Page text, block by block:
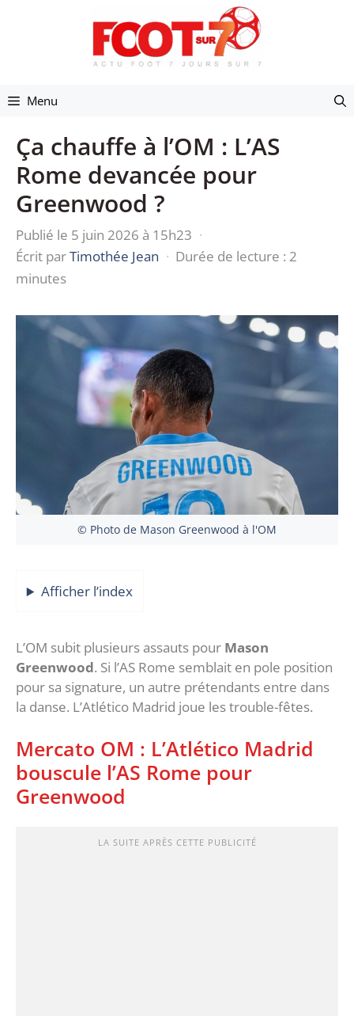
Menu
Ça chauffe à l’OM : L’AS
Rome devancée pour
Greenwood ?
Publié le 5 juin 2026 à 15h23 ·
Écrit parTimothée Jean · Durée de lecture : 2
minutes
© Photo de Mason Greenwood à l'OM
Afficher l’index
L’OM subit plusieurs assauts pour Mason
Greenwood. Si l’AS Rome semblait en pole position
pour sa signature, un autre prétendants entre dans
la danse. L’Atlético Madrid joue les trouble-fêtes.
Mercato OM : L’Atlético Madrid
bouscule l’AS Rome pour
Greenwood
LA SUITE APRÈS CETTE PUBLICITÉ